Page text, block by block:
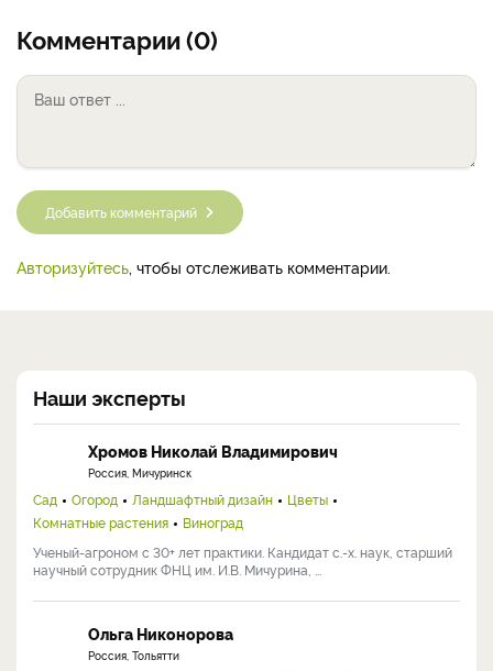
Комментарии (0)
Добавить комментарий
Авторизуйтесь, чтобы отслеживать комментарии.
Наши эксперты
Хромов Николай Владимирович
Россия, Мичуринск
Сад Огород Ландшафтный дизайн
Цветы
Комнатные растения
Виноград
Ученый-агроном с 30+ лет практики. Кандидат с.-х. наук, старший
научный сотрудник ФНЦ им. И.В. Мичурина, ...
Ольга Никонорова
Россия, Тольятти